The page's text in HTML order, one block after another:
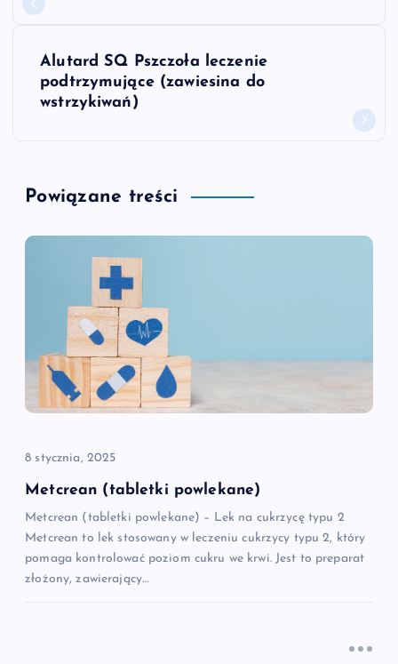
c
s
u
Alutard SQ Pszczoła leczenie
podtrzymujące (zawiesina do
wstrzykiwań)
Powiązane treści
8 stycznia, 2025
Metcrean (tabletki powlekane)
Metcrean (tabletki powlekane) – Lek na cukrzycę typu 2
Metcrean to lek stosowany w leczeniu cukrzycy typu 2, który
pomaga kontrolować poziom cukru we krwi. Jest to preparat
złożony, zawierający…